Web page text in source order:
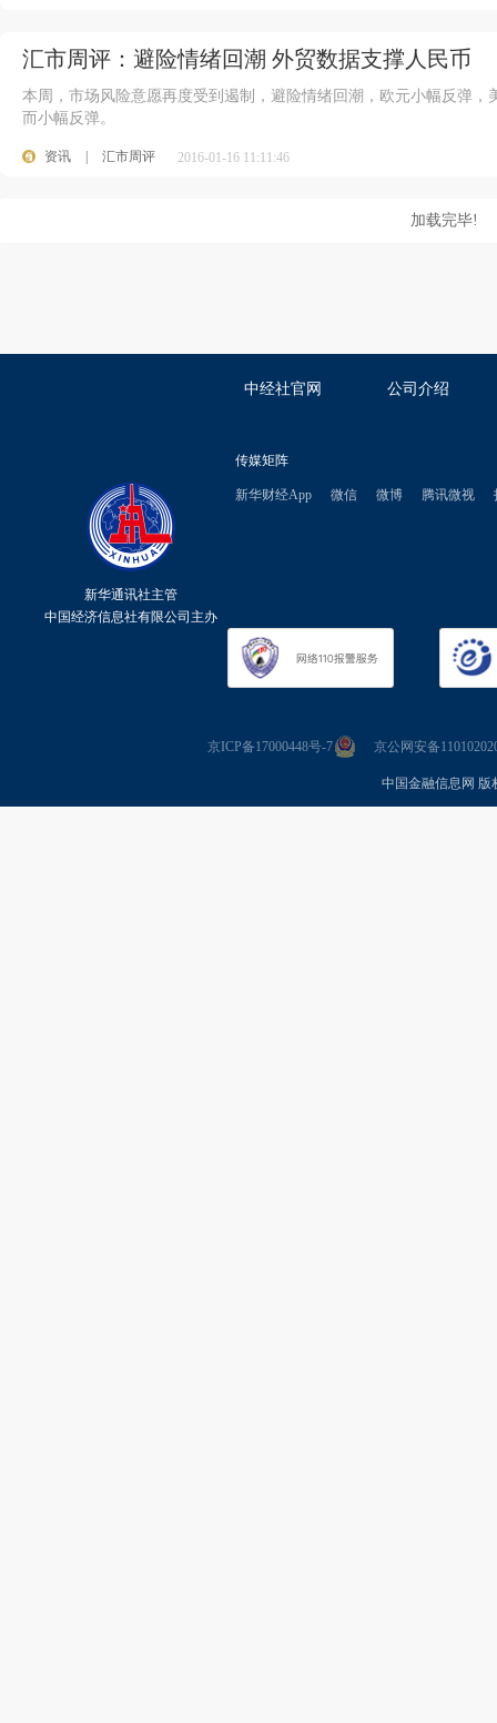
汇市周评：避险情绪回潮 外贸数据支撑人民币
本周，市场风险意愿再度受到遏制，避险情绪回潮，欧元小幅反弹
而小幅反弹。
资讯 汇市周评 2016-01-16 11:11:46
加载完毕!
中经社官网 公司介绍
新华通讯社主管
中国经济信息社有限公司主办
传媒矩阵
新华财经App 微信 微博 腾讯微视
京ICP备17000448号-7 京公网安备
中国金融信息网 版